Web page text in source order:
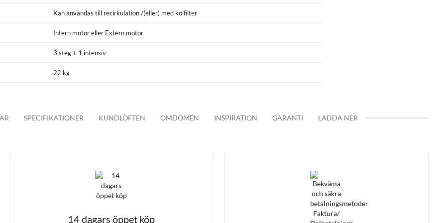
har en diameter på 40 cm. Det finns möjlighet att beställa en förlängd eller förkortad variant.
takmotor är specialbeställning och leveranstiden är 2-4 veckor.
Kan användas till recirkulation /(eller) med kolfilter
Intern motor eller Extern motor
3 steg + 1 intensiv
22 kg
SPECIFIKATIONER KUNDLÖFTEN OMDÖMEN INSPIRATION GARANTI LADDA NER
14 dagars öppet köp